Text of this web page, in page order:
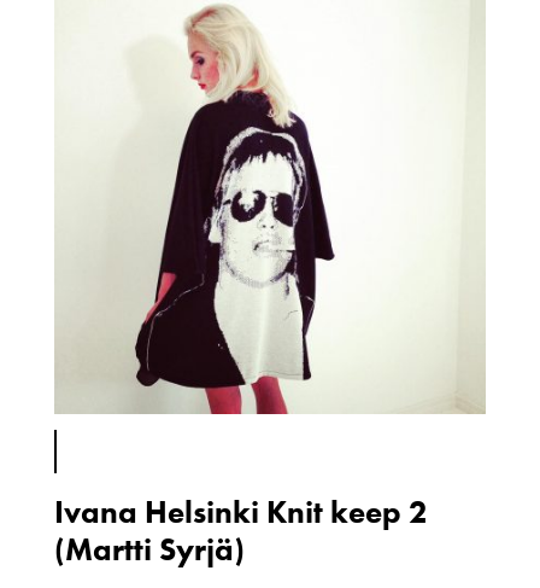
Ivana Helsinki Knit keep 2
(Martti Syrjä)